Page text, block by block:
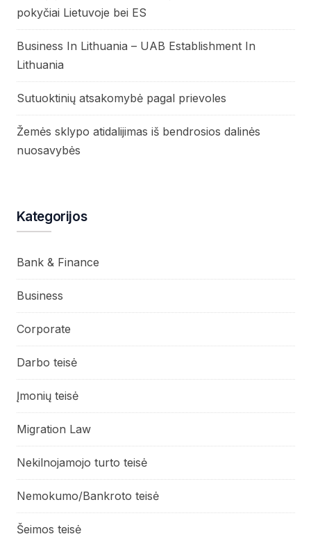
pokyčiai Lietuvoje bei ES
Business In Lithuania – UAB Establishment In
Lithuania
Sutuoktinių atsakomybė pagal prievoles
Žemės sklypo atidalijimas iš bendrosios dalinės
nuosavybės
Kategorijos
Bank & Finance
Business
Corporate
Darbo teisė
Įmonių teisė
Migration Law
Nekilnojamojo turto teisė
Nemokumo/Bankroto teisė
Šeimos teisė